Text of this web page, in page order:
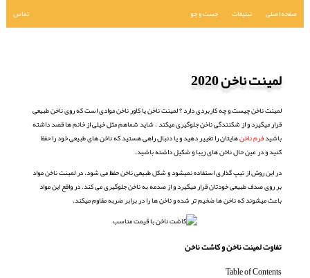
صفحه اصلی تبلیغات جست و جو تماس
لمینت ناخن 2020
لمینت ناخن چیست و چه کاربردی دارد ؟ لمینت ناخن یا کاور ناخن موادی است که روی ناخن طبیعی
قرار میگیرد و از شکنندگی ناخن جلوگیری میکند . شاید شماهم مثل خیلی از خانم ها قصد داشته
باشیدفرم ناخنهایتان را تغییر دهید و یا دنبال راهی هستید که ناخن های طبیعی خود را حفظ
کنید و در عین حال ناخن های زیبا و شکیل داشته باشید.
در این روش از تیپ گذاری استفاده نمیشود و شکل طبیعی ناخن حفظ می شود. در لمینت ناخن مواد
بر روی صدف طبیعی خودتان قرار میگیرد و از صدمه به ناخن جلوگیری می کند. در واقع این مواد
باعث میشوند که ناخن ها ضخیم تر شده و ناخن ها را در برابر ضربه مقاوم میکند.
تفاوت لمینت ناخن و کاشت ناخن
Table of Contents